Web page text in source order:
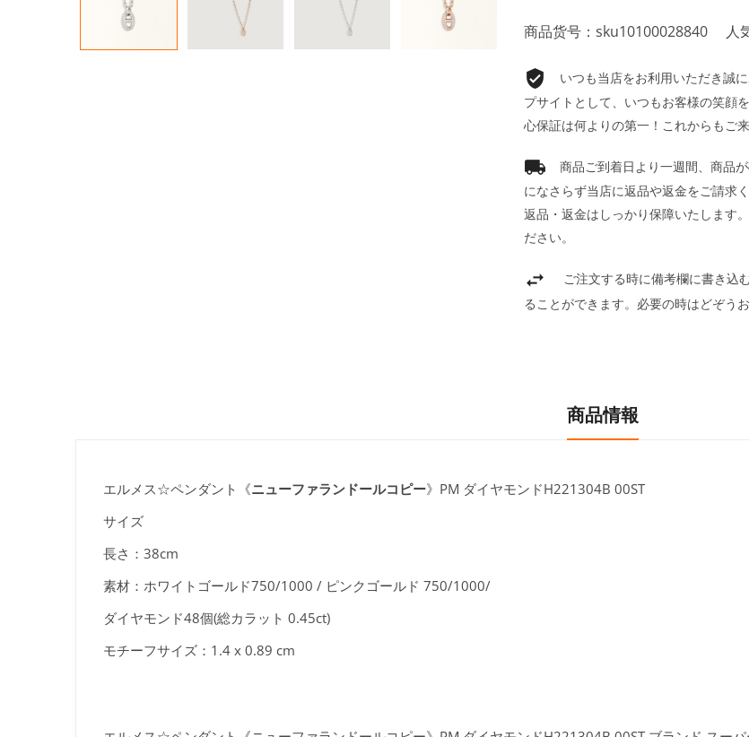
商品货号：sku10100028840 人
いつも当店をお利用いただき誠
プサイトとして、いつもお客様の笑顔
心保証は何よりの第一！これからもご
商品ご到着日より一週間、商品
になさらず当店に返品や返金をご請求
返品・返金はしっかり保障いたします
ださい。
ご注文する時に備考欄に書き込
ることができます。必要の時はどぞう
商品情報
エルメス☆ペンダント《ニューファランドールコピー》PM ダイヤモンドH221304B 00ST
サイズ
長さ：38cm
素材：ホワイトゴールド750/1000 / ピンクゴールド 750/1000/
ダイヤモンド48個(総カラット 0.45ct)
モチーフサイズ：1.4 x 0.89 cm